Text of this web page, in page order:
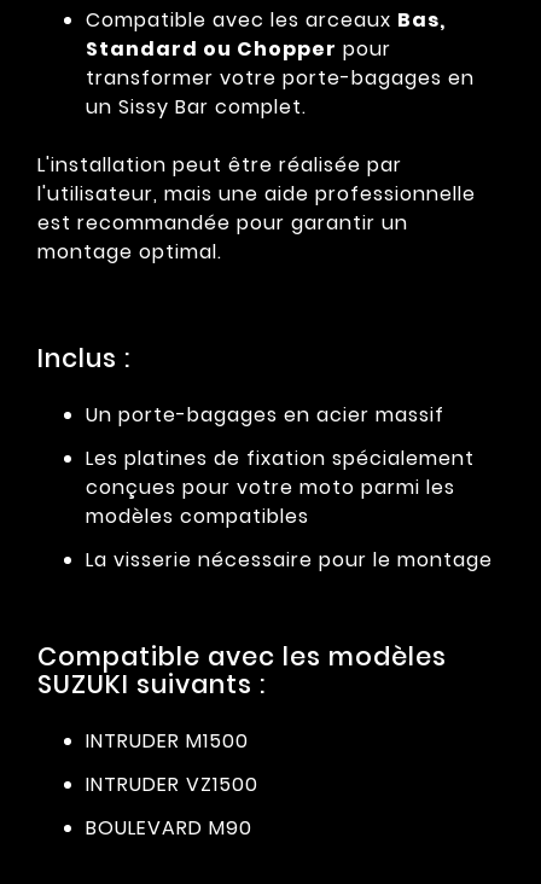
Compatible avec les arceaux Bas,
Standard ou Chopper pour
transformer votre porte-bagages en
un Sissy Bar complet.
L'installation peut être réalisée par
l'utilisateur, mais une aide professionnelle
est recommandée pour garantir un
montage optimal.
Inclus :
Un porte-bagages en acier massif
Les platines de fixation spécialement
conçues pour votre moto parmi les
modèles compatibles
La visserie nécessaire pour le montage
Compatible avec les modèles
SUZUKI suivants :
INTRUDER M1500
INTRUDER VZ1500
BOULEVARD M90